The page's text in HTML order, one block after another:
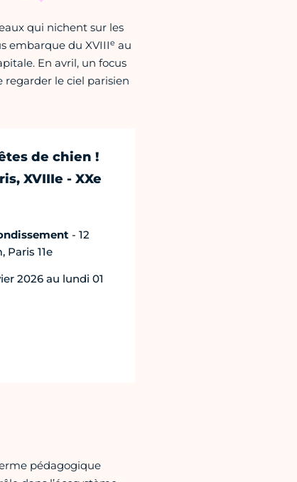
qui nichent sur les
embarque du XVIIIe au
En avril, un focus
regarder le ciel parisien
de chien !
XVIIIe - XXe
- 12
Paris 11e
2026 au lundi 01
pédagogique